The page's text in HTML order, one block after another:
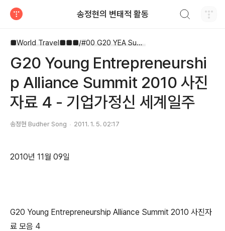
송정현의 변태적 활동
■World Travel■■■/#00 G20 YEA Summit
G20 Young Entrepreneurshi
p Alliance Summit 2010 사진
자료 4 - 기업가정신 세계일주
송정현 Budher Song 2011. 1. 5. 02:17
2010년 11월 09일
G20 Young Entrepreneurship Alliance Summit 2010 사진자
료 모음 4